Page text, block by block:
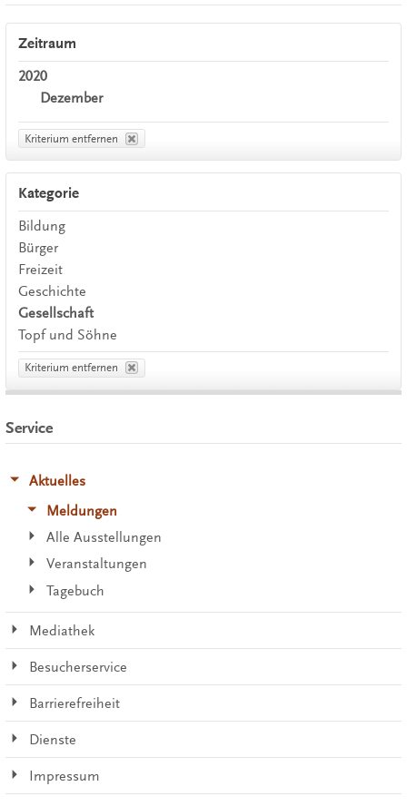
Zeitraum
2020
Dezember
Kriterium entfernen
Kategorie
Bildung
Bürger
Freizeit
Geschichte
Gesellschaft
Topf und Söhne
Kriterium entfernen
Service
Aktuelles
Meldungen
Alle Ausstellungen
Veranstaltungen
Tagebuch
Mediathek
Besucherservice
Barrierefreiheit
Dienste
Impressum